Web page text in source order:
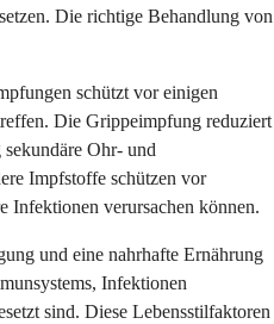
Die richtige Behandlung von
schützt vor einigen
Die Grippeimpfung reduziert
Ohr- und
Impfstoffe schützen vor
Infektionen verursachen können.
und eine nahrhafte Ernährung
Infektionen
sind. Diese Lebensstilfaktoren